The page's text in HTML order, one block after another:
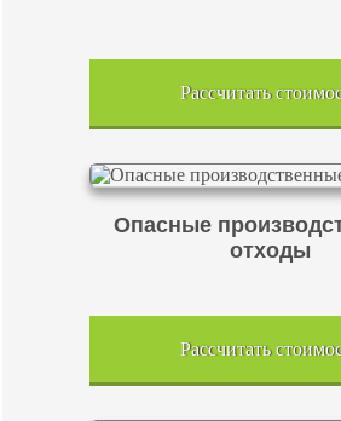
Рассчитать
Опасные
отходы
Рассчитать